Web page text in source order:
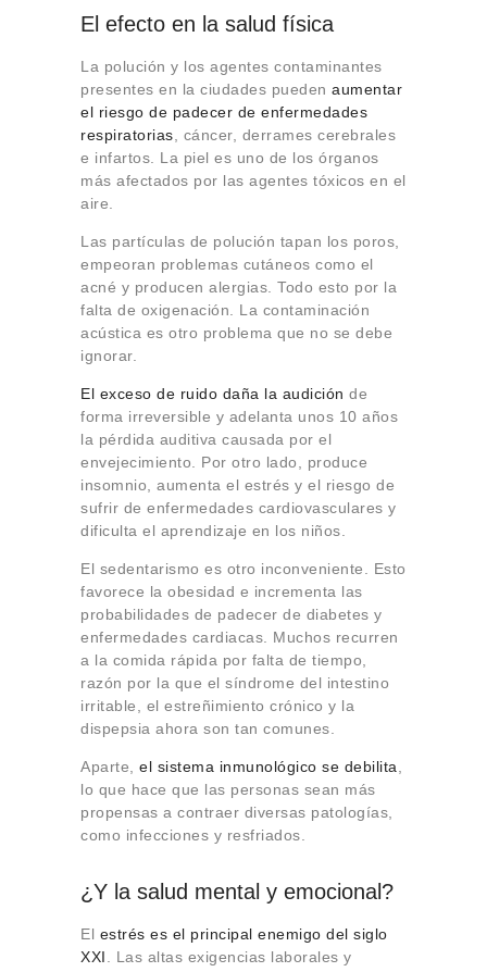
El efecto en la salud física
La polución y los agentes contaminantes
presentes en la ciudades pueden aumentar
el riesgo de padecer de enfermedades
respiratorias , cáncer, derrames cerebrales
e infartos. La piel es uno de los órganos
más afectados por las agentes tóxicos en el
aire.
Las partículas de polución tapan los poros,
empeoran problemas cutáneos como el
acné y producen alergias. Todo esto por la
falta de oxigenación. La contaminación
acústica es otro problema que no se debe
ignorar.
El exceso de ruido daña la audición de
forma irreversible y adelanta unos 10 años
la pérdida auditiva causada por el
envejecimiento. Por otro lado, produce
insomnio, aumenta el estrés y el riesgo de
sufrir de enfermedades cardiovasculares y
dificulta el aprendizaje en los niños.
El sedentarismo es otro inconveniente. Esto
favorece la obesidad e incrementa las
probabilidades de padecer de diabetes y
enfermedades cardiacas. Muchos recurren
a la comida rápida por falta de tiempo,
razón por la que el síndrome del intestino
irritable, el estreñimiento crónico y la
dispepsia ahora son tan comunes.
Aparte, el sistema inmunológico se debilita
lo que hace que las personas sean más
propensas a contraer diversas patologías,
como infecciones y resfriados.
¿Y la salud mental y emocional?
El estrés es el principal enemigo del siglo
XXI . Las altas exigencias laborales y